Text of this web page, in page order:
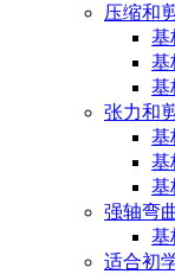
压缩和
基
基
基
张力和
基
基
基
强轴弯
基
适合初